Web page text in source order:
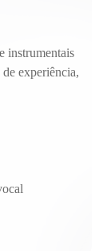
instrumentais
de experiência,